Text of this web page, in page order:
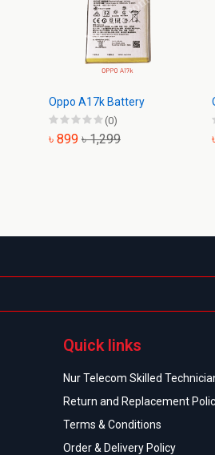
Oppo A17k Battery
(0)
৳ 899 ৳ 1,299
Quick links
Nur Telecom Skilled
Return and Replacement
Terms & Conditions
Order & Delivery Policy